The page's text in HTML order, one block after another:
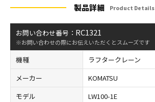
製品詳細 Product Details
お問い合わせ番号： RC1321
※お問い合わせの際にお伝えいただくとスムーズです
機種
ラフタークレーン
メーカー
KOMATSU
モデル
LW100-1E